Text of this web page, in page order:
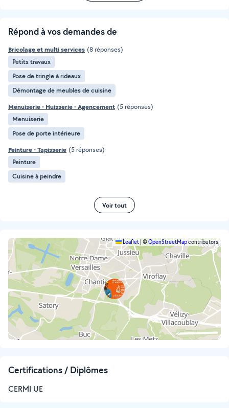
Répond à vos demandes de
Bricolage et multi services (8 réponses)
Petits travaux
Pose de tringle à rideaux
Démontage de meubles de cuisine
Menuiserie - Huisserie - Agencement (5 réponses)
Menuiserie
Pose de porte intérieure
Peinture - Tapisserie (5 réponses)
Peinture
Cuisine à peindre
Voir tout
Leaflet ©OpenStreetMapcontributors
Certifications / Diplômes
CERMI UE